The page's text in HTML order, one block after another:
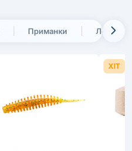
Приманки Леска и
ХІТ